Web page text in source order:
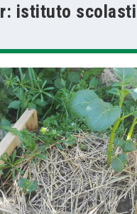
istituto